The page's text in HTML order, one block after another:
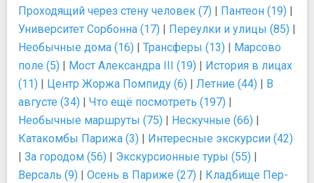
Проходящий через стену человек (7) | Пантеон (19) |
Университет Сорбонна (17) | Переулки и улицы (85) |
Необычные дома (16) | Трансферы (13) | Марсово
поле (5) | Мост Александра III (19) | История в лицах
(11) | Центр Жоржа Помпиду (6) | Летние (44) | В
августе (34) | Что ещё посмотреть (197) |
Необычные маршруты (75) | Нескучные (66) |
Катакомбы Парижа (3) | Интересные экскурсии (42)
| За городом (56) | Экскурсионные туры (55) |
Версаль (9) | Осень в Париже (27) | Кладбище Пер-